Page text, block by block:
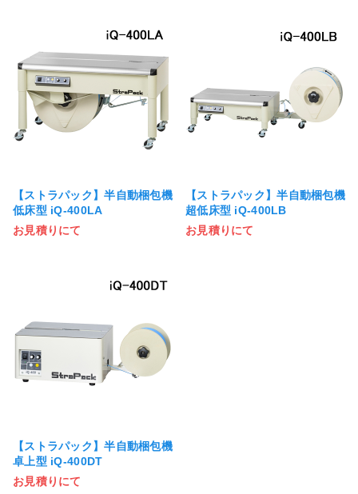
【ストラパック】半自動梱包機
低床型 iQ-400LA
お見積りにて
【ストラパック】半自動梱包機
超低床型 iQ-400LB
お見積りにて
【ストラパック】半自動梱包機
卓上型 iQ-400DT
お見積りにて